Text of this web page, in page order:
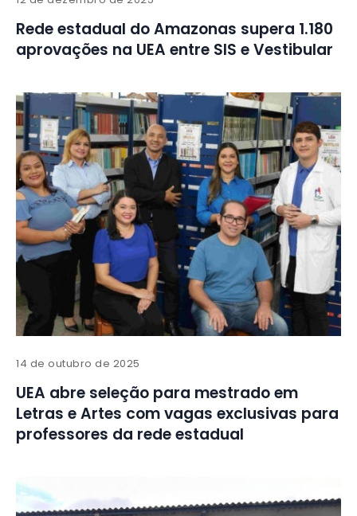
Rede estadual do Amazonas supera 1.180
aprovações na UEA entre SIS e Vestibular
14 de outubro de 2025
UEA abre seleção para mestrado em
Letras e Artes com vagas exclusivas para
professores da rede estadual